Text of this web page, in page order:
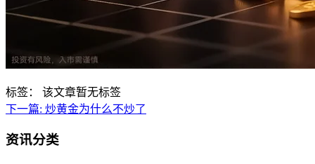
标签：
该文章暂无标签
下一篇: 炒黄金为什么不炒了
资讯分类